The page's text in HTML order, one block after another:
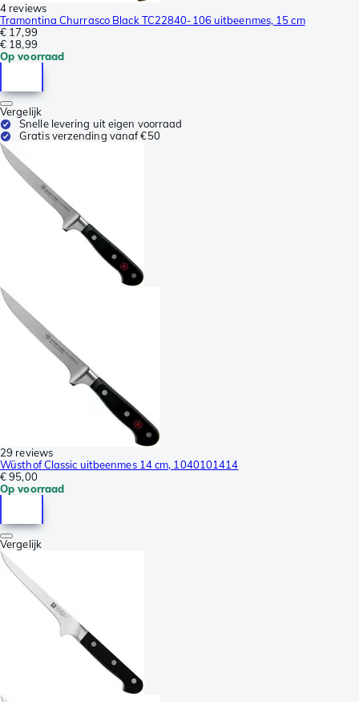
4 reviews
Tramontina Churrasco Black TC22840-106 uitbeenmes, 15 cm
€ 17,99
€ 18,99
Op voorraad
Vergelijk
Snelle levering uit eigen voorraad
Gratis verzending vanaf €50
29 reviews
Wüsthof Classic uitbeenmes 14 cm, 1040101414
€ 95,00
Op voorraad
Vergelijk